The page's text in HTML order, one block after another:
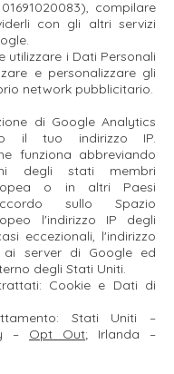
01691020083), compilare
con gli altri servizi
utilizzare i Dati Personali
e personalizzare gli
network pubblicitario.
di Google Analytics
il tuo indirizzo IP.
funziona abbreviando
degli stati membri
o in altri Paesi
sullo Spazio
l'indirizzo IP degli
eccezionali, l'indirizzo
server di Google ed
degli Stati Uniti.
Cookie e Dati di
Stati Uniti –
– Opt Out; Irlanda –